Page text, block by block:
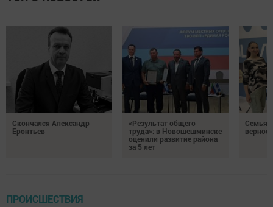
Скончался Александр
Еронтьев
«Результат общего
труда»: в Новошешминске
оценили развитие района
за 5 лет
Семья
ПРОИСШЕСТВИЯ